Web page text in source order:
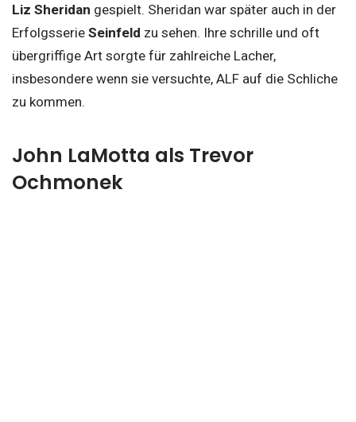
Liz Sheridan gespielt. Sheridan war später auch in der
Erfolgsserie Seinfeld zu sehen. Ihre schrille und oft
übergriffige Art sorgte für zahlreiche Lacher,
insbesondere wenn sie versuchte, ALF auf die Schliche
zu kommen.
John LaMotta als Trevor
Ochmonek